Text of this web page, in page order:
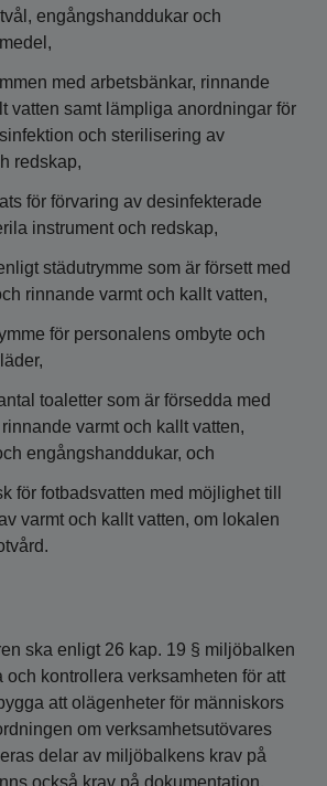
engångshanddukar och
med arbetsbänkar, rinnande
vatten samt lämpliga anordningar för
och sterilisering av
redskap,
för förvaring av desinfekterade
instrument och redskap,
städutrymme som är försett med
rinnande varmt och kallt vatten,
för personalens ombyte och
toaletter som är försedda med
varmt och kallt vatten,
engångshanddukar, och
för fotbadsvatten med möjlighet till
varmt och kallt vatten, om lokalen
ska enligt 26 kap. 19 § miljöbalken
och kontrollera verksamheten för att
att olägenheter för människors
om verksamhetsutövares
delar av miljöbalkens krav på
också krav på dokumentation.